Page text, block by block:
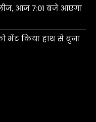
आज 7:01 बजे आएगा
भेंट किया हाथ से बुना